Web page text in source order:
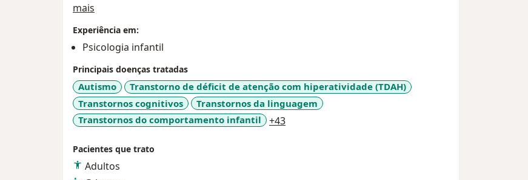
mais
Experiência em:
Psicologia infantil
Principais doenças tratadas
Autismo
Transtorno de déficit de atenção com hiperatividade (TDAH)
Transtornos cognitivos
Transtornos da linguagem
Transtornos do comportamento infantil
+43a11y_sr_more_diseases
Pacientes que trato
Adultos